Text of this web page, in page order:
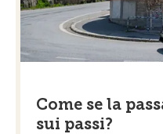
Come se la
sui passi?